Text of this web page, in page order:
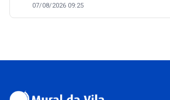
07/08/2026 09:25